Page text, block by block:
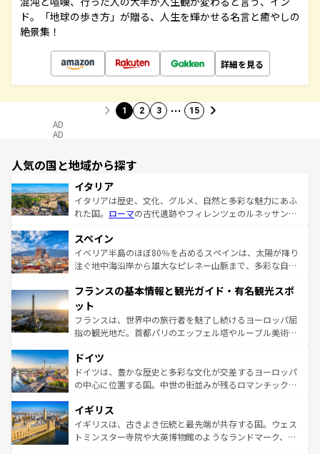
ド。「地球の歩き方」が贈る、人生を輝かせる名言と癒やしの
絶景集！
詳細を見る
1 2 3 … 15
AD
AD
人気の国と地域から探す
イタリア
イタリアは歴史、文化、グルメ、自然と多彩な魅力にあふ
れた国。 ローマの古代遺跡やフィレンツェのルネッサンス
ろん、トスカーナの美しい田園風景やアマルフィ海岸の絶
景など、自然景観も見逃せない。観光の合間には、本場の
ピザやパスタなど、絶品のイタリア料理を堪能することも
ませてくれるイタリアで、忘れられない旅をしてみよう！
なお、新着のイタリア情報は
しい。
スペイン
イベリア半島のほぼ80％を占めるスペインは、太陽が降り
注ぐ地中海沿岸から雄大なピレネー山脈まで、多彩な自然
文化が根付くこの国では、情熱的なフラメンコ、熱気あふ
れる闘牛、そして美味しいタパスが生活の一部となってい
る。首都マドリードの洗練された雰囲気や、バルセロナの
アートに溢れた街角から、地方では古代ローマ遺跡や中世
せる。地方によって風土や気候が異なるスペインはその個
性で訪れる人を魅了する。 なお、新着のスペイン情報は コ
ンテンツ一覧を参照してほしい。
フランスの基本情報と観光ガイド・有名観光スポ
ット
フランスは、世界中の旅行者を魅了し続けるヨーロッパ屈
指の観光地だ。首都パリのエッフェル塔やルーブル美術館
で、幅広い魅力が詰まっている。華麗な宮殿、歴史的な大
聖堂、美しいビーチ、そして豊かな自然が、訪れる者を心
から魅了する。また、フランスは美食の国としても知ら
いる。シャンパンの発祥地であるランス、プロヴァンスの
香り高いラベンダー畑など、多彩な楽しみ方が可能だ。さ
らに、パリ以外の地域にも魅力が溢れており、どの街角に
ドイツ
ドイツは、豊かな歴史と多彩な文化が交差するヨーロッパ
の中心に位置する国。中世の街並みが残るロマンチック街
顔を持つこの国は、どこを歩いても飽きることがない。ベ
ルリンの文化的活気、バイエルン州のアルプスの絶景、そ
してライン川沿いのワイン畑といった風景は必見。ビール
イギリス
イギリスは、古きよき伝統と最先端が共存する国。ウェス
トミンスター寺院や大英博物館のようなランドマーク、歴